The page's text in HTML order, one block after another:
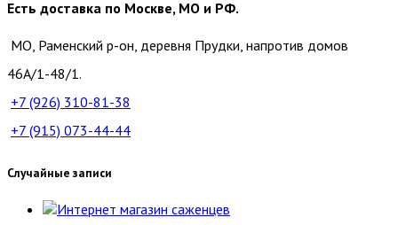
Есть доставка по Москве, МО и РФ.
МО, Раменский р-он, деревня Прудки, напротив домов
46А/1-48/1.
+7 (926) 310-81-38
+7 (915) 073-44-44
Случайные записи